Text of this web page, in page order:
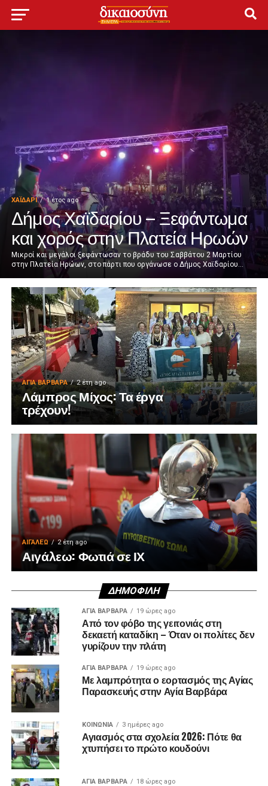
ΧΑΪΔΑΡΙ 1 έτος ago
Δήμος Χαϊδαρίου – Ξεφάντωμα
και χορός στην Πλατεία Ηρωών
Μικροί και μεγάλοι ξεφάντωσαν το βράδυ του Σαββάτου 2 Μαρτίου
στην Πλατεία Ηρώων, στο πάρτι που οργάνωσε ο Δήμος Χαϊδαρίου...
ΑΓΙΑ ΒΑΡΒΑΡΑ 2 έτη ago
Λάμπρος Μίχος: Τα έργα
τρέχουν!
ΑΙΓΑΛΕΩ 2 έτη ago
Αιγάλεω: Φωτιά σε ΙΧ
ΔΗΜΟΦΙΛΉ
ΑΓΙΑ ΒΑΡΒΑΡΑ 19 ώρες ago
Από τον φόβο της γειτονιάς στη
δεκαετή καταδίκη – Όταν οι πολίτες δεν
γυρίζουν την πλάτη
ΑΓΙΑ ΒΑΡΒΑΡΑ 19 ώρες ago
Με λαμπρότητα ο εορτασμός της Αγίας
Παρασκευής στην Αγία Βαρβάρα
ΚΟΙΝΩΝΊΑ 3 ημέρες ago
Αγιασμός στα σχολεία 2026: Πότε θα
χτυπήσει το πρώτο κουδούνι
ΑΓΙΑ ΒΑΡΒΑΡΑ 18 ώρες ago